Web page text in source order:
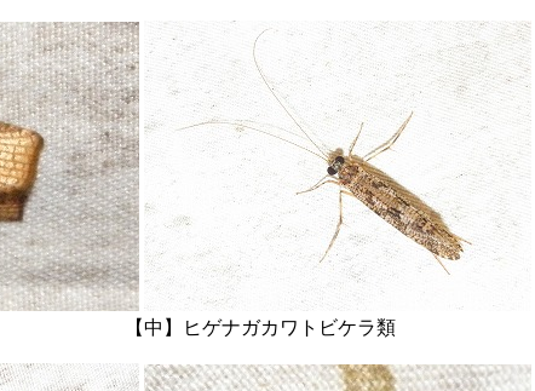
【中】ヒゲナガカワトビケラ類 【右】